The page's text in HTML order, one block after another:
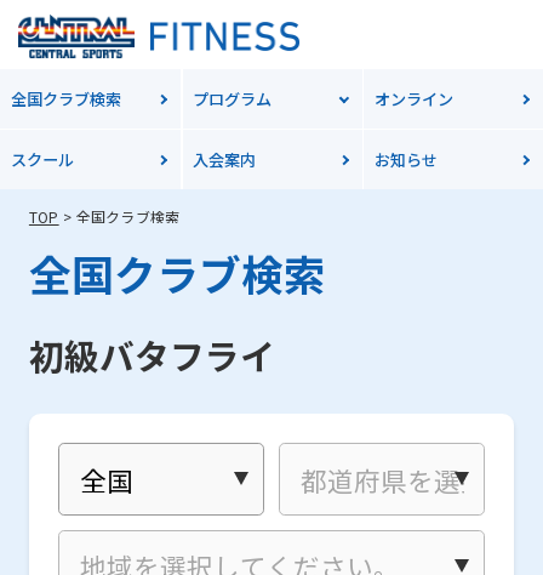
全国クラブ検索 プログラム オンライン
スクール 入会案内 お知らせ
TOP 全国クラブ検索
全国クラブ検索
初級バタフライ